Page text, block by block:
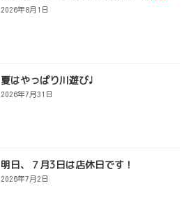
2026年8月1日
夏はやっぱり川遊び♩
2026年7月31日
明日、７月3日は店休日です！
2026年7月2日